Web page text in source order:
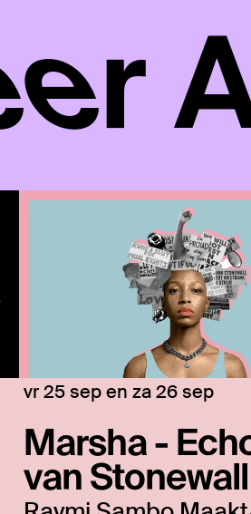
Marsha -
van Stonewall
vr 25 sepen za 26 sep